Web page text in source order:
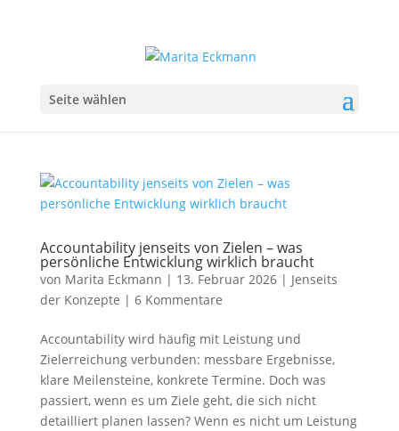
Seite wählen
Accountability jenseits von Zielen – was
persönliche Entwicklung wirklich braucht
von Marita Eckmann | 13. Februar 2026| Jenseits
der Konzepte | 6 Kommentare
Accountability wird häufig mit Leistung und
Zielerreichung verbunden: messbare Ergebnisse,
klare Meilensteine, konkrete Termine. Doch was
passiert, wenn es um Ziele geht, die sich nicht
detailliert planen lassen? Wenn es nicht um Leistung